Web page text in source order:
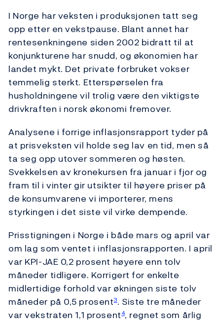
I Norge har veksten i produksjonen tatt seg
opp etter en vekstpause. Blant annet har
rentesenkningene siden 2002 bidratt til at
konjunkturene har snudd, og økonomien har
landet mykt. Det private forbruket vokser
temmelig sterkt. Etterspørselen fra
husholdningene vil trolig være den viktigste
drivkraften i norsk økonomi fremover.
Analysene i forrige inflasjonsrapport tyder på
at prisveksten vil holde seg lav en tid, men så
ta seg opp utover sommeren og høsten.
Svekkelsen av kronekursen fra januar i fjor og
fram til i vinter gir utsikter til høyere priser på
de konsumvarene vi importerer, mens
styrkingen i det siste vil virke dempende.
Prisstigningen i Norge i både mars og april var
om lag som ventet i inflasjonsrapporten. I april
var KPI-JAE 0,2 prosent høyere enn tolv
måneder tidligere. Korrigert for enkelte
midlertidige forhold var økningen siste tolv
måneder på 0,5 prosent3. Siste tre måneder
var vekstraten 1,1 prosent4, regnet som årlig